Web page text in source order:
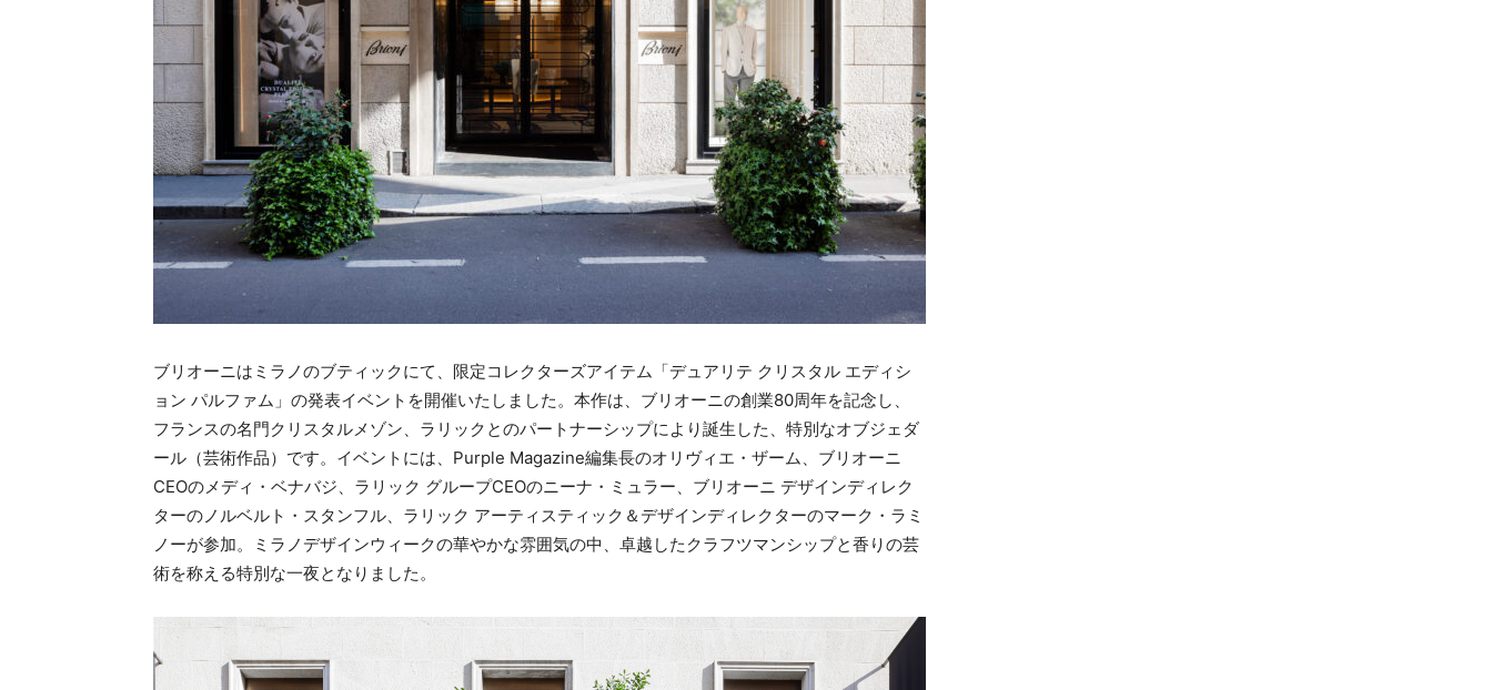
ブリオーニはミラノのブティックにて、限定コレクターズアイテム「デュアリテ クリスタル エディシ
ョン パルファム」の発表イベントを開催いたしました。本作は、ブリオーニの創業80周年を記念し、
フランスの名門クリスタルメゾン、ラリックとのパートナーシップにより誕生した、特別なオブジェダ
ール（芸術作品）です。イベントには、Purple Magazine編集長のオリヴィエ・ザーム、ブリオーニ
CEOのメディ・ベナバジ、ラリック グループCEOのニーナ・ミュラー、ブリオーニ デザインディレク
ターのノルベルト・スタンフル、ラリック アーティスティック＆デザインディレクターのマーク・ラミ
ノーが参加。ミラノデザインウィークの華やかな雰囲気の中、卓越したクラフツマンシップと香りの芸
術を称える特別な一夜となりました。